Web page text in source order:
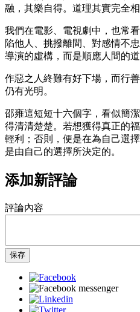
融，其樂自得。道理其實完全相
我們在電影、電視劇中，也常
陷他人、挑撥離間、對感情不
導演的虛構，而是順應人間的道
作惡之人終難有好下場，而行
仍有光明。
邵雍這短短十六個字，看似簡
得清清楚楚。若想獲得真正的
輕利；否則，便是在為自己選
是由自己的選擇所決定的。
添加新評論
評論內容
保存